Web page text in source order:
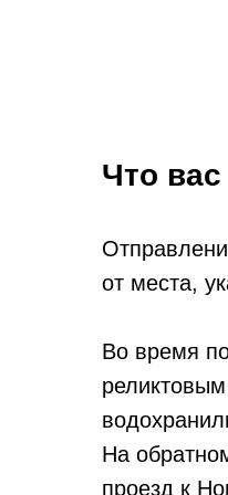
Что
от места,
Во время
На
проезд к